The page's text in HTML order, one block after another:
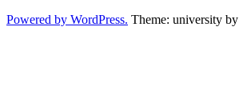
Powered by WordPress. Theme: university by